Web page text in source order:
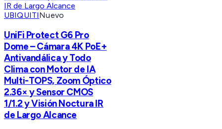
UBIQUITINuevo
UniFi Protect G6 Pro
Dome – Cámara 4K PoE+
Antivandálica y Todo
Clima con Motor de IA
Multi-TOPS, Zoom Óptico
2.36× y Sensor CMOS
1/1.2 y Visión Noctura IR
de Largo Alcance